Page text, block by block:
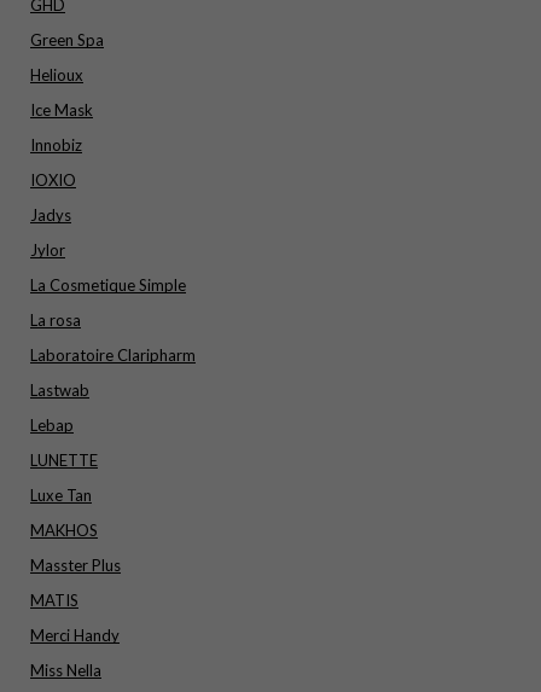
GHD
Green Spa
Helioux
Ice Mask
Innobiz
IOXIO
Jadys
Jylor
La Cosmetique Simple
La rosa
Laboratoire Claripharm
Lastwab
Lebap
LUNETTE
Luxe Tan
MAKHOS
Masster Plus
MATIS
Merci Handy
Miss Nella